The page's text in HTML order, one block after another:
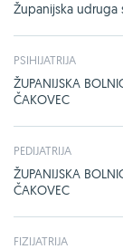
Županijska udruga
PSIHIJATRIJA
ŽUPANIJSKA
ČAKOVEC
PEDIJATRIJA
ŽUPANIJSKA
ČAKOVEC
FIZIJATRIJA